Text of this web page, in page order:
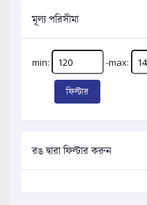
মূল্য পরিসীমা
min: -max:
ফিল্টার
রঙ দ্বারা ফিল্টার করুন